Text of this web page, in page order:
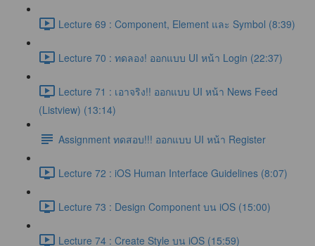
Lecture 69 : Component, Element และ Symbol (8:39)
Lecture 70 : ทดลอง! ออกแบบ UI หน้า Login (22:37)
Lecture 71 : เอาจริง!! ออกแบบ UI หน้า News Feed
(Listview) (13:14)
Assignment ทดสอบ!!! ออกแบบ UI หน้า Register
Lecture 72 : iOS Human Interface Guidelines (8:07)
Lecture 73 : Design Component บน iOS (15:00)
Lecture 74 : Create Style บน iOS (15:59)